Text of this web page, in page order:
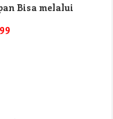
Bisa melalui